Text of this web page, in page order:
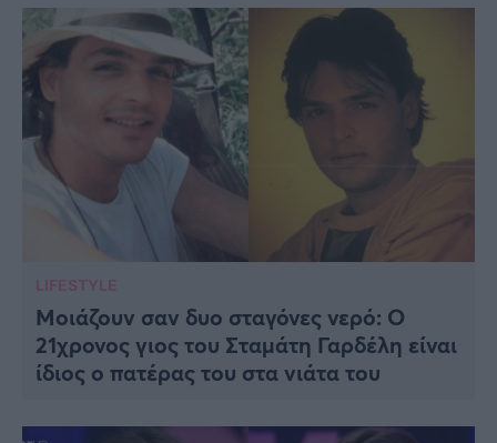
LIFESTYLE
Μοιάζουν σαν δυο σταγόνες νερό: Ο
21χρονος γιος του Σταμάτη Γαρδέλη είναι
ίδιος ο πατέρας του στα νιάτα του